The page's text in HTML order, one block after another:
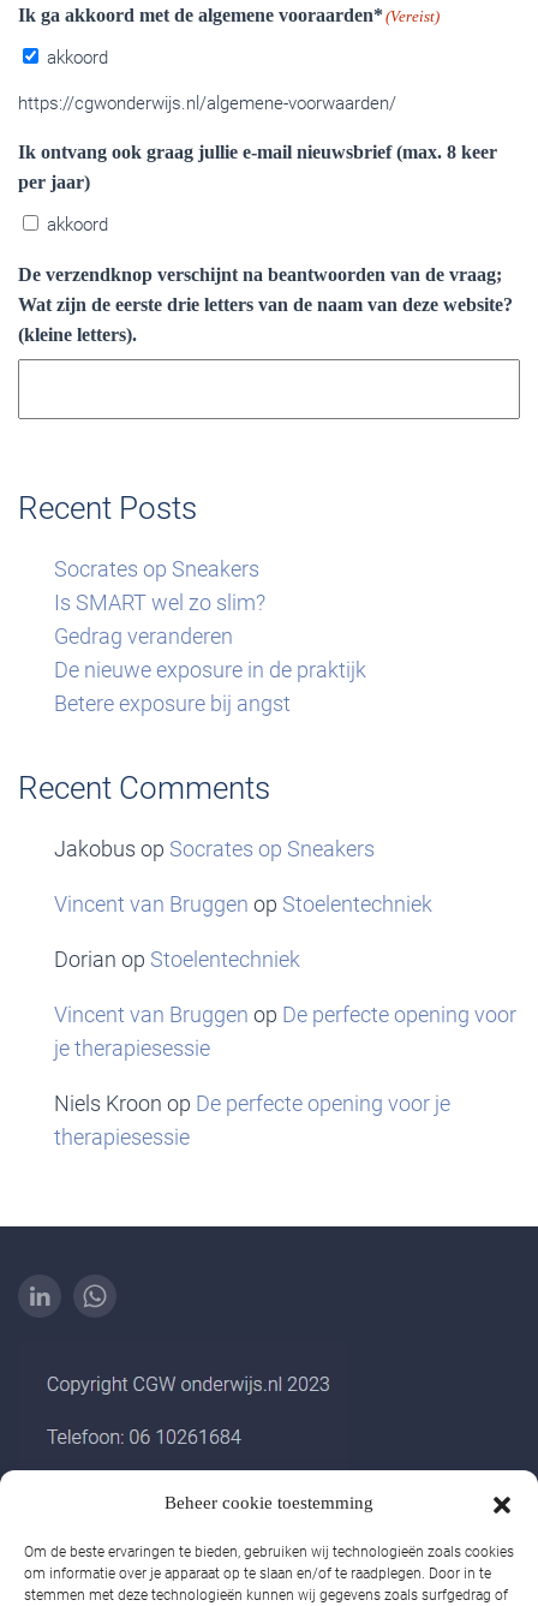
Beheer cookie toestemming
Om de beste ervaringen te bieden, gebruiken wij technologieën zoals cookies
om informatie over je apparaat op te slaan en/of te raadplegen. Door in te
stemmen met deze technologieën kunnen wij gegevens zoals surfgedrag of
Ik ga akkoord met de algemene vooraarden* (Vereist)
akkoord
https://cgwonderwijs.nl/algemene-voorwaarden/
Ik ontvang ook graag jullie e-mail nieuwsbrief (max. 8 keer
per jaar)
akkoord
De verzendknop verschijnt na beantwoorden van de vraag;
Wat zijn de eerste drie letters van de naam van deze website?
(kleine letters).
Recent Posts
Socrates op Sneakers
Is SMART wel zo slim?
Gedrag veranderen
De nieuwe exposure in de praktijk
Betere exposure bij angst
Recent Comments
Jakobus op Socrates op Sneakers
Vincent van Bruggen op Stoelentechniek
Dorian op Stoelentechniek
Vincent van Bruggen op De perfecte opening voor
je therapiesessie
Niels Kroon op De perfecte opening voor je
therapiesessie
PRIVACYBELEID
COOKIEBELEID (EU)